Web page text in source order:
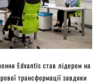
Edvantis став лідером на
трансформації завдяки